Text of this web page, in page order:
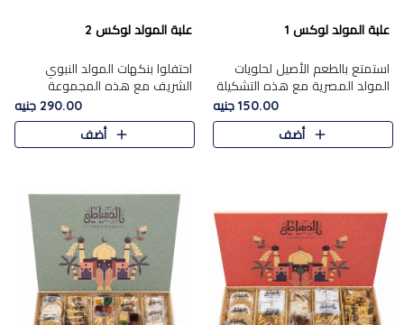
علبة المولد لوكس 1
استمتع بالطعم الأصيل لحلويات
المولد المصرية مع هذه التشكيلة
المختارة بعناية من 9 قطع. تتضمن
التشكيلة جوزرية مع فول،ملبان
150.00 جنيه
أضف
علبة المولد لوكس 2
احتفلوا بنكهات المولد النبوي
الشريف مع هذه المجموعة
الفاخرة المكونة من 19 قطعة،
والتي تم اختيارها بعناية فائقة لتُبرز
تشكيلة واسعة من الحلويات
290.00 جنيه
أضف